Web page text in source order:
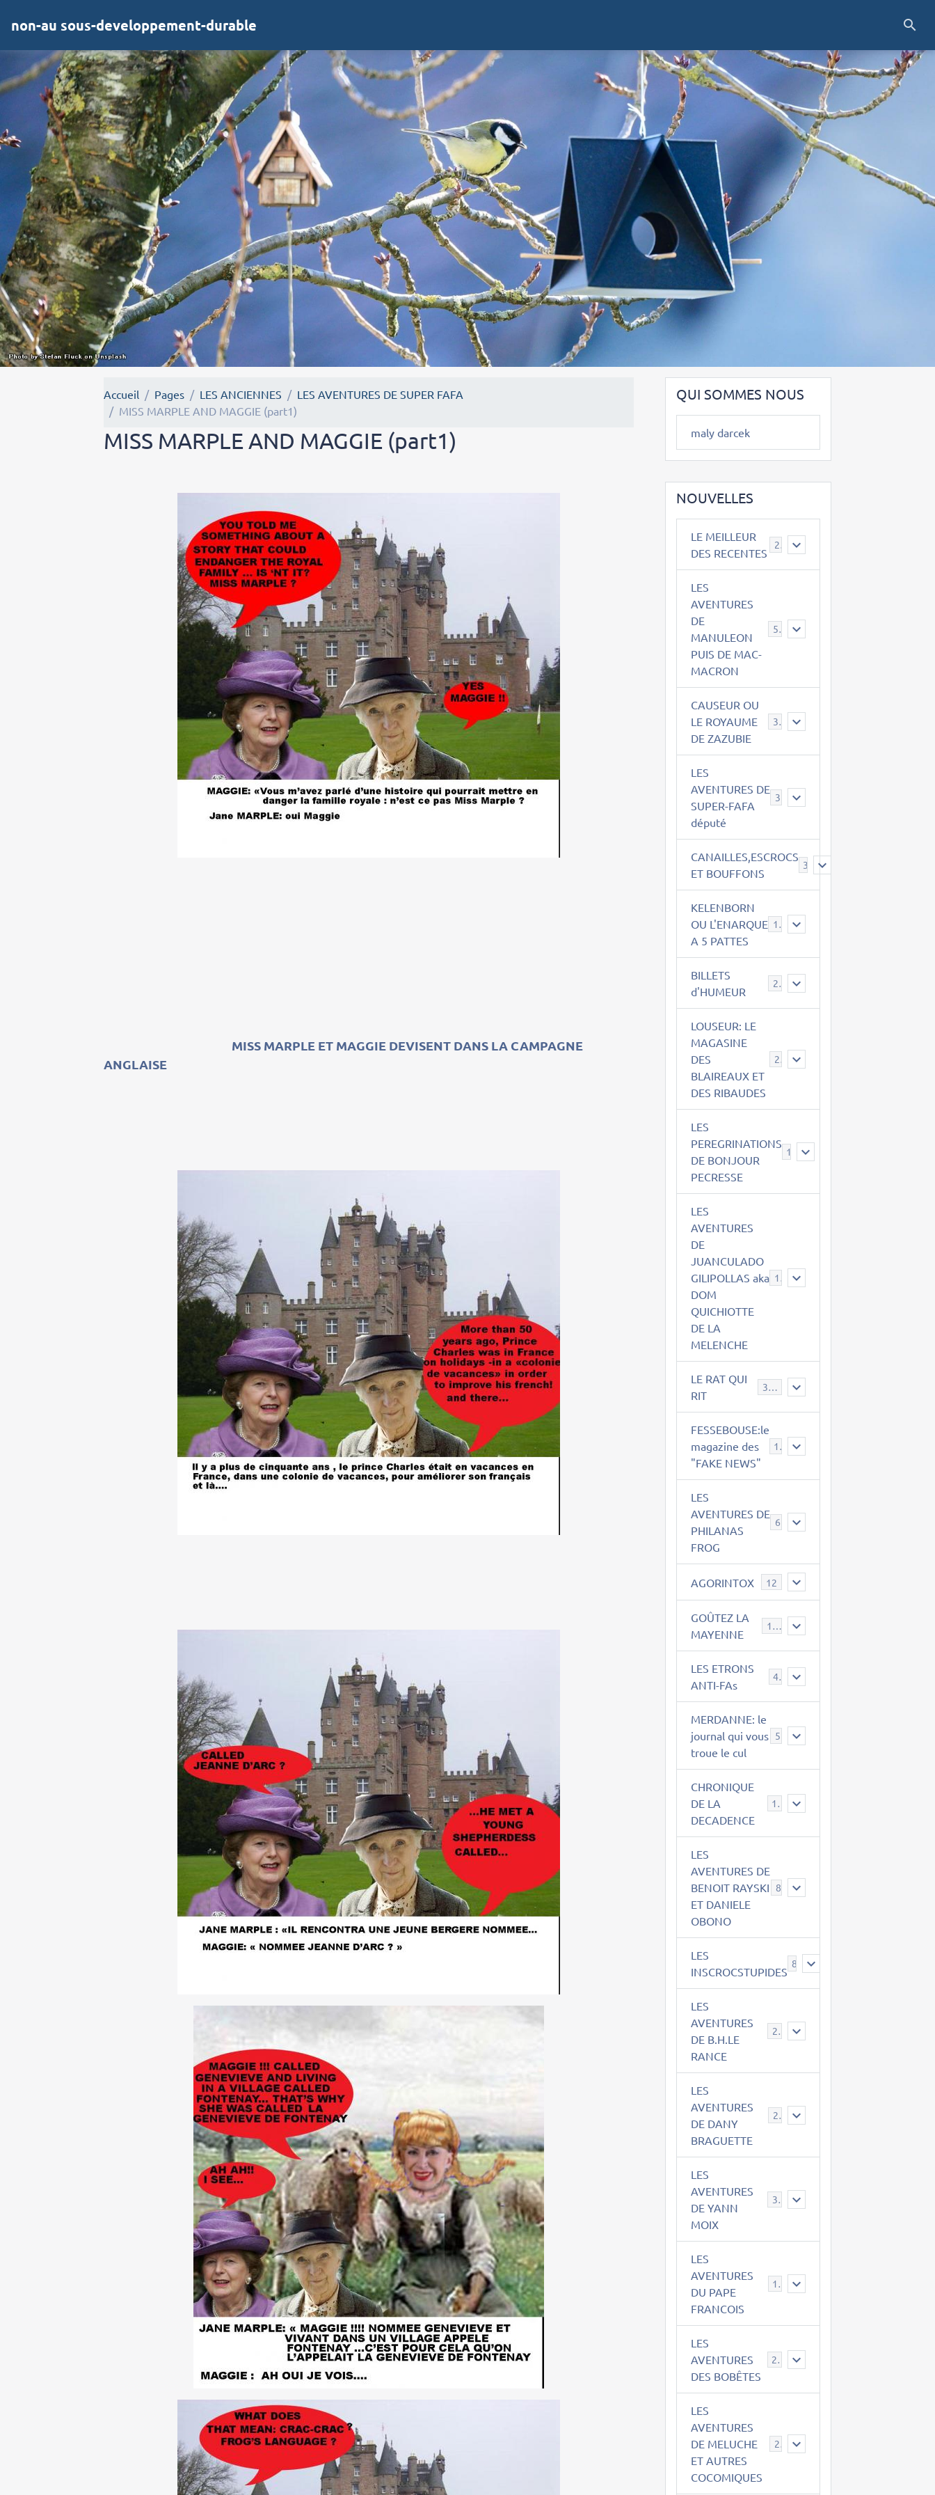
non-au sous-developpement-durable
Accueil Pages LES ANCIENNES
LES AVENTURES DE SUPER FAFA
MISS MARPLE AND MAGGIE (part1)
MISS MARPLE AND MAGGIE (part1)
MISS MARPLE ET MAGGIE DEVISENT DANS LA CAMPAGNE
ANGLAISE
QUI SOMMES NOUS
maly darcek
NOUVELLES
LE MEILLEUR
DES RECENTES
2
LES
AVENTURES
DE
MANULEON
PUIS DE MAC-
MACRON
543
CAUSEUR OU
LE ROYAUME
DE ZAZUBIE
38
LES
AVENTURES DE
SUPER-FAFA
député
CANAILLES,ESCROCS
ET BOUFFONS
385
KELENBORN
OU L'ENARQUE
A 5 PATTES
14
BILLETS
d'HUMEUR
2
LOUSEUR: LE
MAGASINE
DES
BLAIREAUX ET
DES RIBAUDES
21
LES
PEREGRINATIONS
DE BONJOUR
PECRESSE
14
LES
AVENTURES
DE
JUANCULADO
GILIPOLLAS aka
DOM
QUICHIOTTE
DE LA
MELENCHE
119
LE RAT QUI
RIT
395
FESSEBOUSE:le
magazine des
"FAKE NEWS"
19
LES
AVENTURES DE
PHILANAS
FROG
AGORINTOX 12
GOÛTEZ LA
MAYENNE
189
LES ETRONS
ANTI-FAs
4
MERDANNE: le
journal qui vous
troue le cul
CHRONIQUE
DE LA
DECADENCE
12
LES
AVENTURES DE
BENOIT RAYSKI
ET DANIELE
OBONO
LES
INSCROCSTUPIDES
8
LES
AVENTURES
DE B.H.LE
RANCE
21
LES
AVENTURES
DE DANY
BRAGUETTE
29
LES
AVENTURES
DE YANN
MOIX
39
LES
AVENTURES
DU PAPE
FRANCOIS
15
LES
AVENTURES
DES BOBÊTES
23
LES
AVENTURES
DE MELUCHE
ET AUTRES
COCOMIQUES
22